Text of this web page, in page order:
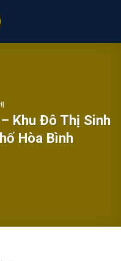
Khu Đô Thị Sinh
Hòa Bình